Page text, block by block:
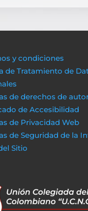
y condiciones
de Tratamiento de
de derechos de
de Accesibilidad
de Privacidad Web
de Seguridad de la
Sitio